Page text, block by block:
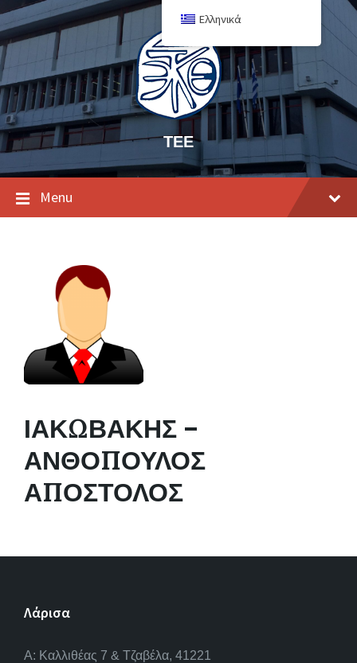
ΤΕΕ
Menu
ΙΑΚΩΒΑΚΗΣ –
ΑΝΘΟΠΟΥΛΟΣ
ΑΠΟΣΤΟΛΟΣ
Λάρισα
A: Καλλιθέας 7 & Τζαβέλα, 41221
Ελληνικά